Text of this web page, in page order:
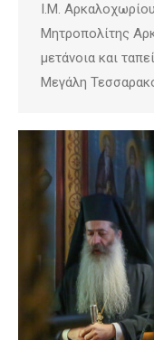
Ι.Μ.
Μητροπολίτης
μετάνοια και
Μεγάλη